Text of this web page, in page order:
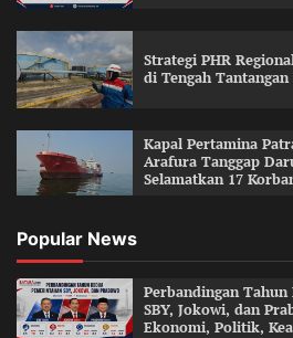
Strategi PHR
di Tengah
Kapal Pertamina
Arafura Tanggap
Selamatkan 17
Popular News
Perbandingan Tahun
SBY, Jokowi, dan
Ekonomi, Politik,